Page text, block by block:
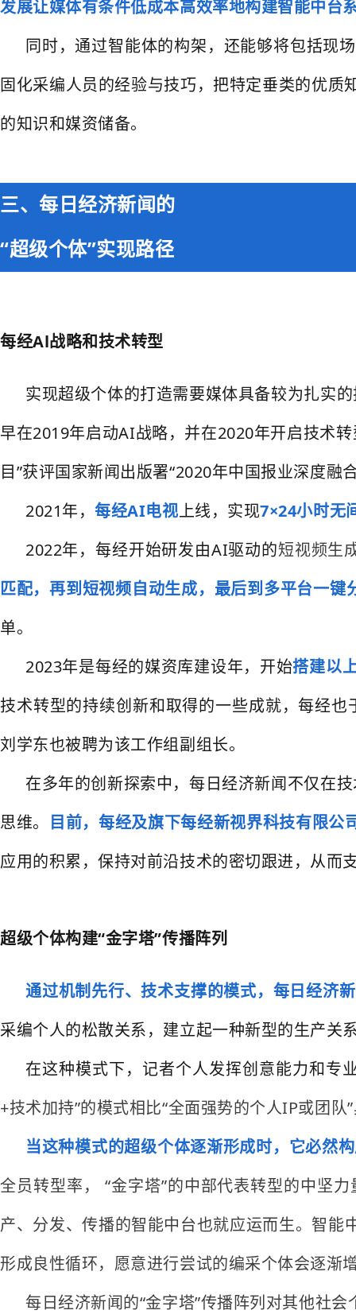
发展让媒体有条件低成本高效率地构建智能中台
同时，通过智能体的构架，还能够将包括现
固化采编人员的经验与技巧，把特定垂类的优
的知识和媒资储备。
三、每日经济新闻的
“超级个体”实现路径
每经Al战略和技术转型
实现超级个体的打造需要媒体具备较为扎实
早在2019年启动AI战略，并在2020年开启技术
目”获评国家新闻出版署“2020年中国报业深度融
2021年，每经AI电视上线，实现7×24小时无
2022年，每经开始研发由AI驱动的短视频生
匹配，再到短视频自动生成，最后到多平台一
单。
2023年是每经的媒资库建设年，开始搭建以
技术转型的持续创新和取得的一些成就，每经
刘学东也被聘为该工作组副组长。
在多年的创新探索中，每日经济新闻不仅在
思维。
目前，每经及旗下每经新视界科技有限
应用的积累，保持对前沿技术的密切跟进，从而
超级个体构建“金字塔”传播阵列
通过机制先行、技术支撑的模式，每日经济
采编个人的松散关系，建立起一种新型的生产关
在这种模式下，记者个人发挥创意能力和专
+技术加持”的模式相比“全面强势的个人IP或团队
当这种模式的超级个体逐渐形成时，它必然
全员转型率， “金字塔”的中部代表转型的中坚
产、分发、传播的智能中台也就应运而生。智
形成良性循环，愿意进行尝试的编采个体会逐渐
每日经济新闻的“金字塔”传播阵列对其他社